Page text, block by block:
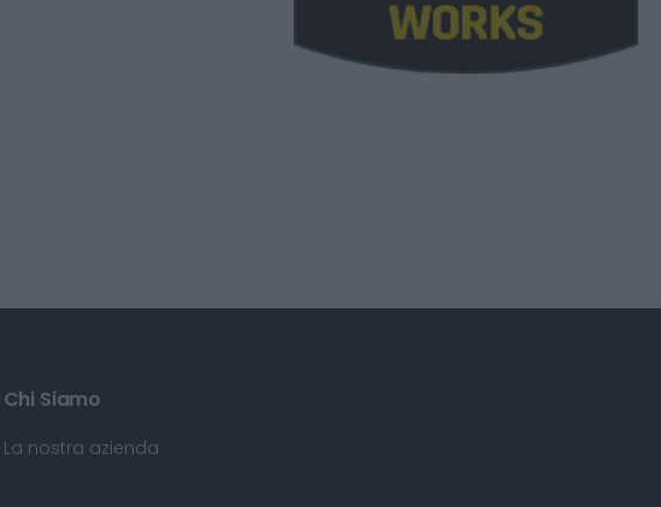
Chi Siamo
La nostra azienda